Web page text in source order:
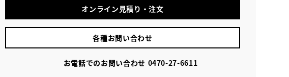
オンライン見積り・注文
各種お問い合わせ
お電話でのお問い合わせ 0470-27-6611